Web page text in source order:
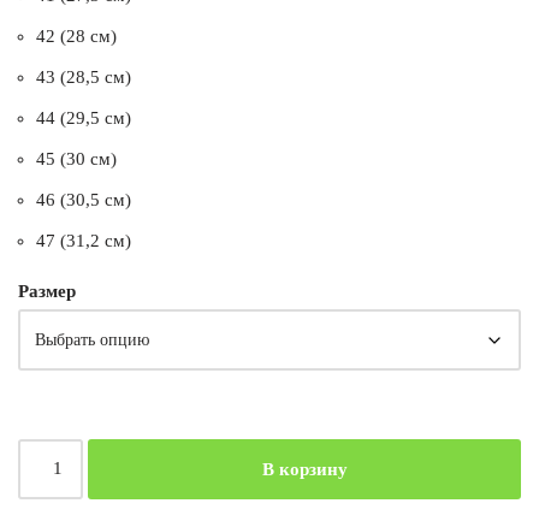
42 (28 см)
43 (28,5 см)
44 (29,5 см)
45 (30 см)
46 (30,5 см)
47 (31,2 см)
Размер
В корзину